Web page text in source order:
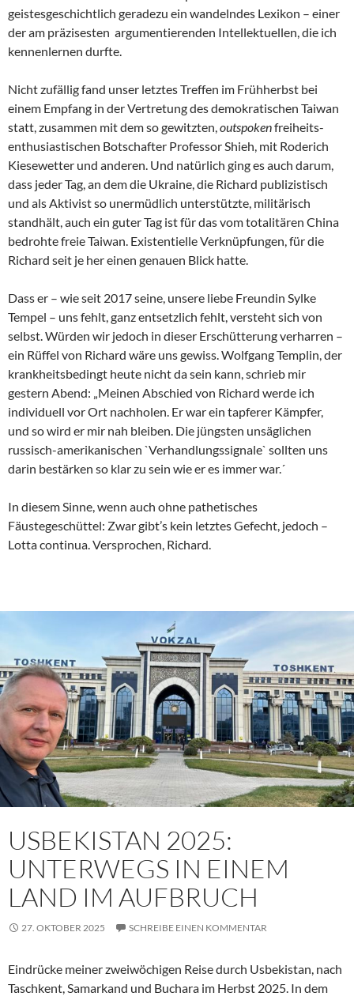
geistesgeschichtlich geradezu ein wandelndes Lexikon – einer
der am präzisesten argumentierenden Intellektuellen, die ich
kennenlernen durfte.
Nicht zufällig fand unser letztes Treffen im Frühherbst bei
einem Empfang in der Vertretung des demokratischen Taiwan
statt, zusammen mit dem so gewitzten,outspokenfreiheits-
enthusiastischen Botschafter Professor Shieh, mit Roderich
Kiesewetter und anderen. Und natürlich ging es auch darum,
dass jeder Tag, an dem die Ukraine, die Richard publizistisch
und als Aktivist so unermüdlich unterstützte, militärisch
standhält, auch ein guter Tag ist für das vom totalitären China
bedrohte freie Taiwan. Existentielle Verknüpfungen, für die
Richard seit je her einen genauen Blick hatte.
Dass er – wie seit 2017 seine, unsere liebe Freundin Sylke
Tempel – uns fehlt, ganz entsetzlich fehlt, versteht sich von
selbst. Würden wir jedoch in dieser Erschütterung verharren –
ein Rüffel von Richard wäre uns gewiss. Wolfgang Templin, der
krankheitsbedingt heute nicht da sein kann, schrieb mir
gestern Abend: „Meinen Abschied von Richard werde ich
individuell vor Ort nachholen. Er war ein tapferer Kämpfer,
und so wird er mir nah bleiben. Die jüngsten unsäglichen
russisch-amerikanischen `Verhandlungssignale` sollten uns
darin bestärken so klar zu sein wie er es immer war.´
In diesem Sinne, wenn auch ohne pathetisches
Fäustegeschüttel: Zwar gibt’s kein letztes Gefecht, jedoch –
Lotta continua. Versprochen, Richard.
USBEKISTAN 2025:
UNTERWEGS IN EINEM
LAND IM AUFBRUCH
27. OKTOBER 2025 SCHREIBE EINEN KOMMENTAR
Eindrücke meiner zweiwöchigen Reise durch Usbekistan, nach
Taschkent, Samarkand und Buchara im Herbst 2025. In dem